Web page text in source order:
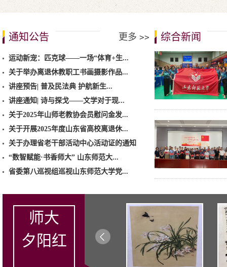
通知公告 更多 >>
运动新宠：匹克球——一场“体育+生...
关于举办离退休教职工书画摄影作品...
讲座预告| 普及民法典 护航新生...
讲座通知| 诗与探戈——文学对于现...
关于2025年山师老教协会员慰问金发...
关于开展2025年度山东省高校离退休...
关于办理省老干部活动中心活动证的通知
“数智赋能·书香师大” 山东师范大...
省委第八巡视组巡视山东师范大学党...
综合新闻
师大
夕阳红